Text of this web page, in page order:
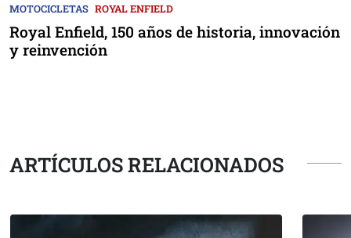
MOTOCICLETAS ROYAL ENFIELD
Royal Enfield, 150 años de historia, innovación
y reinvención
ARTÍCULOS RELACIONADOS